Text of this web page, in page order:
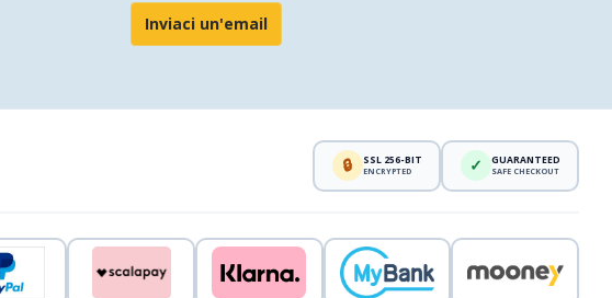
Inviaci un'email
🔒 SSL 256-BIT
ENCRYPTED ✓ GUARANTEED
SAFE CHECKOUT